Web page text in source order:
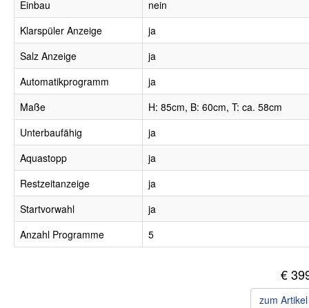
Einbau
nein
Klarspüler Anzeige
ja
Salz Anzeige
ja
Automatikprogramm
ja
Maße
H: 85cm, B: 60cm, T: ca. 58cm
Unterbaufähig
ja
Aquastopp
ja
Restzeitanzeige
ja
Startvorwahl
ja
Anzahl Programme
5
€
zum